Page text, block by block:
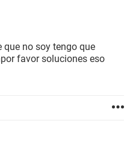
no soy tengo que
favor soluciones eso